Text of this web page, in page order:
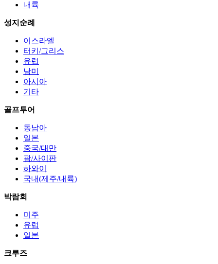
내륙
성지순례
이스라엘
터키/그리스
유럽
남미
아시아
기타
골프투어
동남아
일본
중국/대만
괌/사이판
하와이
국내(제주/내륙)
박람회
미주
유럽
일본
크루즈